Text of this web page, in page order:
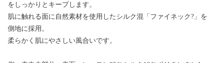
をしっかりとキープします。
肌に触れる面に自然素材を使用したシルク混「ファイネック?」を
側地に採用。
柔らかく肌にやさしい風合いです。